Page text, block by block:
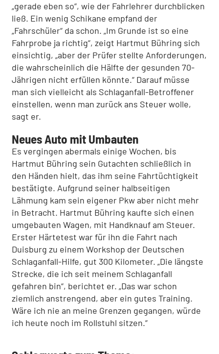
„gerade eben so“, wie der Fahrlehrer durchblicken
ließ. Ein wenig Schikane empfand der
„Fahrschüler“ da schon. „Im Grunde ist so eine
Fahrprobe ja richtig“, zeigt Hartmut Bühring sich
einsichtig, „aber der Prüfer stellte Anforderungen,
die wahrscheinlich die Hälfte der gesunden 70-
Jährigen nicht erfüllen könnte.“ Darauf müsse
man sich vielleicht als Schlaganfall-Betroffener
einstellen, wenn man zurück ans Steuer wolle,
sagt er.
Neues Auto mit Umbauten
Es vergingen abermals einige Wochen, bis
Hartmut Bühring sein Gutachten schließlich in
den Händen hielt, das ihm seine Fahrtüchtigkeit
bestätigte. Aufgrund seiner halbseitigen
Lähmung kam sein eigener Pkw aber nicht mehr
in Betracht. Hartmut Bühring kaufte sich einen
umgebauten Wagen, mit Handknauf am Steuer.
Erster Härtetest war für ihn die Fahrt nach
Duisburg zu einem Workshop der Deutschen
Schlaganfall-Hilfe, gut 300 Kilometer. „Die längste
Strecke, die ich seit meinem Schlaganfall
gefahren bin“, berichtet er. „Das war schon
ziemlich anstrengend, aber ein gutes Training.
Wäre ich nie an meine Grenzen gegangen, würde
ich heute noch im Rollstuhl sitzen.“